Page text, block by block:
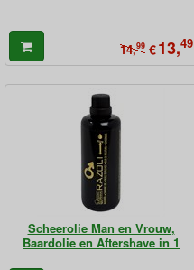
14,99 €13,49
Scheerolie Man en Vrouw,
Baardolie en Aftershave in 1